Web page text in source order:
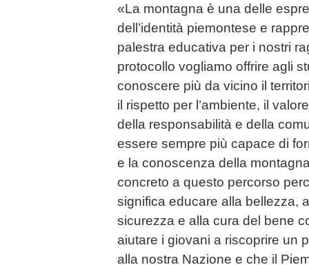
«La montagna è una delle
dell’identità piemontese e
palestra educativa per i nostri
protocollo vogliamo offrire agli
conoscere più da vicino il
il rispetto per l’ambiente, il
della responsabilità e della
essere sempre più capace di
e la conoscenza della
concreto a questo percorso
significa educare alla bellezza,
sicurezza e alla cura del bene
aiutare i giovani a riscoprire un
alla nostra Nazione e che il